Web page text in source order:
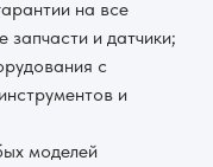
на все
и датчики;
с
и
моделей